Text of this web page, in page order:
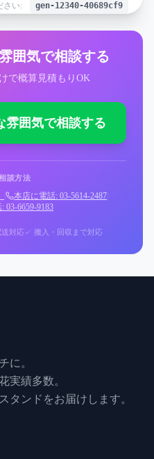
さい: gen-12340-40689cf9
囲気で相談する
で概算見積もりOK
雰囲気で相談する
談方法
本店に電話: 03-5614-2487
03-6659-9183
対応 ✓ 搬入・回収まで対応
に。
実績多数。
タンドをお届けします。